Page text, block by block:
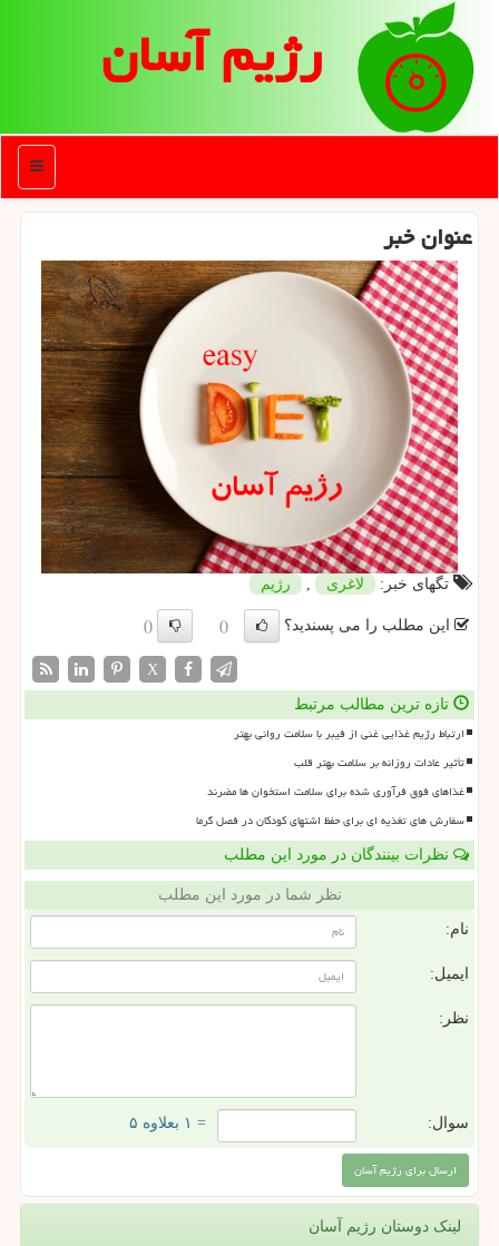
رژیم آسان
منو
عنوان خبر
تگهای خبر: لاغری رژیم
این مطلب را می پسندید؟ ()
()
X
تازه ترین مطالب مرتبط
ارتباط رژیم غذایی غنی از فیبر با سلامت روانی بهتر
تأثیر عادات روزانه بر سلامت بهتر قلب
غذاهای فوق فرآوری شده برای سلامت استخوان ها مضرند
سفارش های تغذیه ای برای حفظ اشتهای کودکان در فصل گرما
نظرات بینندگان در مورد این مطلب
نظر شما در مورد این مطلب
نام:
ایمیل:
نظر:
سوال: = ۱ بعلاوه ۵
لینک دوستان رژیم آسان